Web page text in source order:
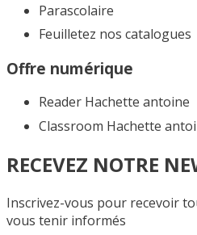
Parascolaire
Feuilletez nos catalogues​
Offre numérique
Reader Hachette antoine
Classroom Hachette
RECEVEZ NOTRE
Inscrivez-vous pour recevoir
vous tenir informés